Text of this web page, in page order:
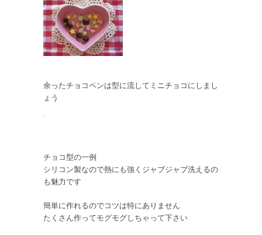
余ったチョコペンは型に流してミニチョコにしまし
ょう
チョコ型の一例
シリコン製なので熱にも強くジャブジャブ洗えるの
も魅力です
簡単に作れるのでコツは特にありません
たくさん作ってモグモグしちゃって下さい